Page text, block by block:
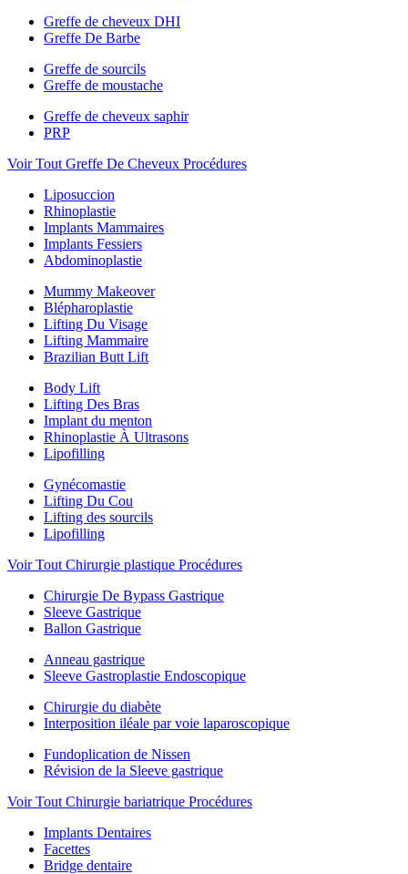
Greffe de cheveux DHI
Greffe De Barbe
Greffe de sourcils
Greffe de moustache
Greffe de cheveux saphir
PRP
Voir Tout Greffe De Cheveux Procédures
Liposuccion
Rhinoplastie
Implants Mammaires
Implants Fessiers
Abdominoplastie
Mummy Makeover
Blépharoplastie
Lifting Du Visage
Lifting Mammaire
Brazilian Butt Lift
Body Lift
Lifting Des Bras
Implant du menton
Rhinoplastie À Ultrasons
Lipofilling
Gynécomastie
Lifting Du Cou
Lifting des sourcils
Lipofilling
Voir Tout Chirurgie plastique Procédures
Chirurgie De Bypass Gastrique
Sleeve Gastrique
Ballon Gastrique
Anneau gastrique
Sleeve Gastroplastie Endoscopique
Chirurgie du diabète
Interposition iléale par voie laparoscopique
Fundoplication de Nissen
Révision de la Sleeve gastrique
Voir Tout Chirurgie bariatrique Procédures
Implants Dentaires
Facettes
Bridge dentaire